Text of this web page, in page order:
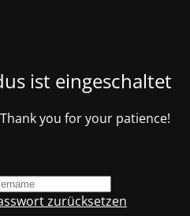
ist eingeschaltet
you for your patience!
zurücksetzen